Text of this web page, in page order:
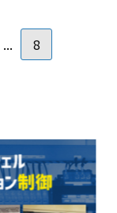
... 8